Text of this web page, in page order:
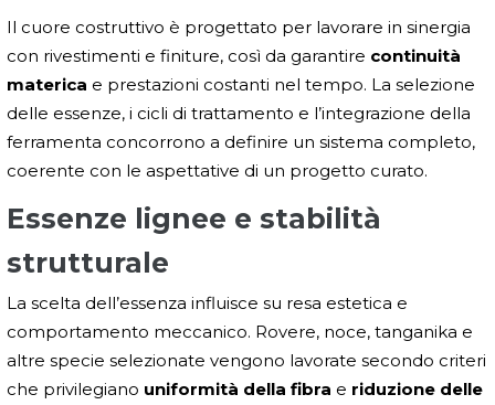
Il cuore costruttivo è progettato per lavorare in sinergia
con rivestimenti e finiture, così da garantire continuità
materica e prestazioni costanti nel tempo. La selezione
delle essenze, i cicli di trattamento e l’integrazione della
ferramenta concorrono a definire un sistema completo,
coerente con le aspettative di un progetto curato.
Essenze lignee e stabilità
strutturale
La scelta dell’essenza influisce su resa estetica e
comportamento meccanico. Rovere, noce, tanganika e
altre specie selezionate vengono lavorate secondo criteri
che privilegiano uniformità della fibra e riduzione delle